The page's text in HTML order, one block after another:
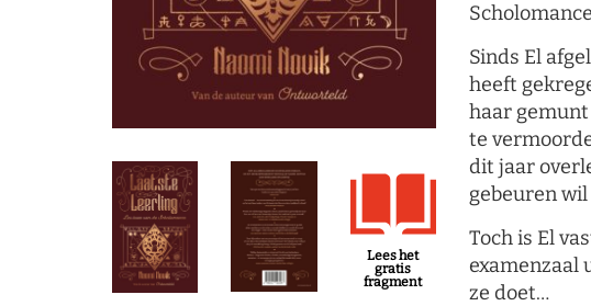
Lees het
gratis
fragment
Sinds El
heeft
haar
te
dit jaar
gebeuren
Toch is El
examenzaal
ze doet…